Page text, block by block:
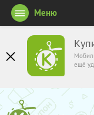
ещё
Меню